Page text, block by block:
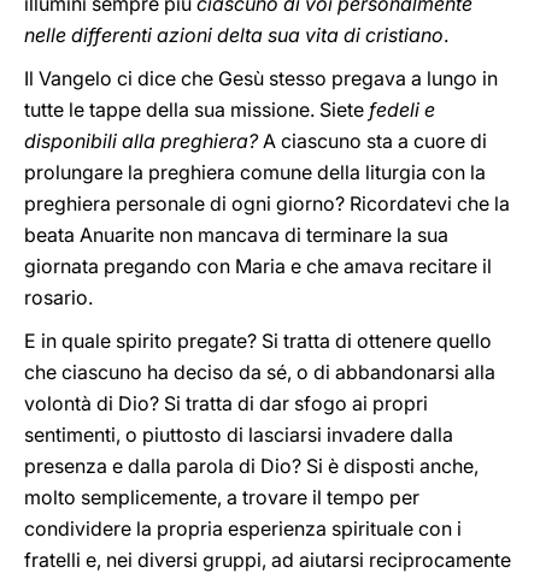
nelle differenti azioni delta sua vita di cristiano.
Il Vangelo ci dice che Gesù stesso pregava a lungo in
tutte le tappe della sua missione. Siete fedeli e
disponibili alla preghiera?A ciascuno sta a cuore di
prolungare la preghiera comune della liturgia con la
preghiera personale di ogni giorno? Ricordatevi che la
beata Anuarite non mancava di terminare la sua
giornata pregando con Maria e che amava recitare il
rosario.
E in quale spirito pregate? Si tratta di ottenere quello
che ciascuno ha deciso da sé, o di abbandonarsi alla
volontà di Dio? Si tratta di dar sfogo ai propri
sentimenti, o piuttosto di lasciarsi invadere dalla
presenza e dalla parola di Dio? Si è disposti anche,
molto semplicemente, a trovare il tempo per
condividere la propria esperienza spirituale con i
fratelli e, nei diversi gruppi, ad aiutarsi reciprocamente